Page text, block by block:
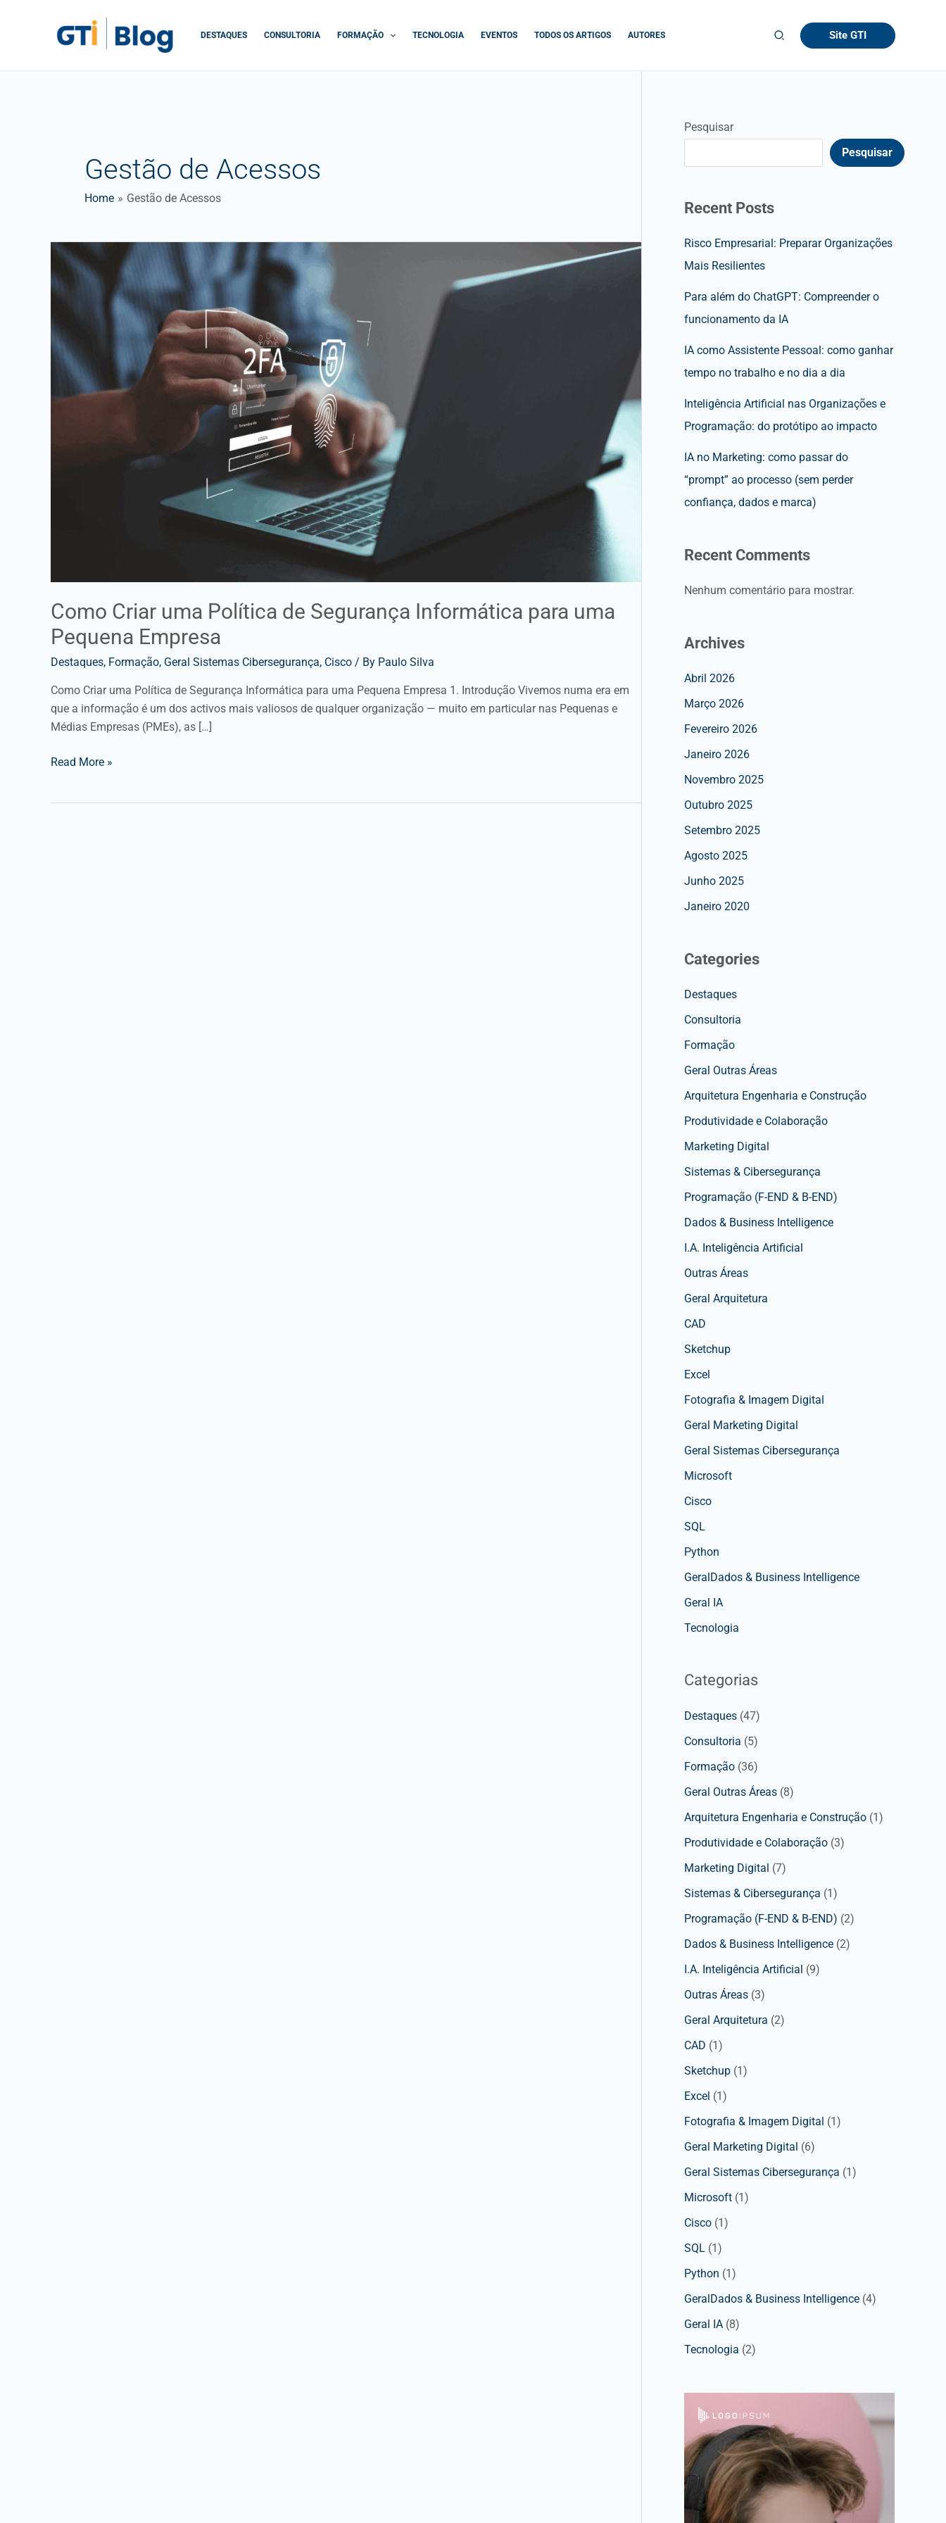
DESTAQUES CONSULTORIA FORMAÇÃO TECNOLOGIA EVENTOS TODOS OS ARTIGOS AUTORES Site GTI
Gestão de Acessos
Home Gestão de Acessos
Como Criar uma Política de Segurança Informática para uma
Pequena Empresa
Destaques, Formação, Geral Sistemas Cibersegurança, Cisco / By Paulo Silva
Como Criar uma Política de Segurança Informática para uma Pequena Empresa 1. Introdução Vivemos numa era em
que a informação é um dos activos mais valiosos de qualquer organização — muito em particular nas Pequenas e
Médias Empresas (PMEs), as […]
Como
Criar
uma
de
Segurança
Informática
para
uma
Read More »
Pesquisar
Pesquisar
Recent Posts
Risco Empresarial: Preparar Organizações
Mais Resilientes
Para além do ChatGPT: Compreender o
funcionamento da IA
IA como Assistente Pessoal: como ganhar
tempo no trabalho e no dia a dia
Inteligência Artificial nas Organizações e
Programação: do protótipo ao impacto
IA no Marketing: como passar do
“prompt” ao processo (sem perder
confiança, dados e marca)
Recent Comments
Nenhum comentário para mostrar.
Archives
Abril 2026
Março 2026
Fevereiro 2026
Janeiro 2026
Novembro 2025
Outubro 2025
Setembro 2025
Agosto 2025
Junho 2025
Janeiro 2020
Categories
Destaques
Consultoria
Formação
Geral Outras Áreas
Arquitetura Engenharia e Construção
Produtividade e Colaboração
Marketing Digital
Sistemas & Cibersegurança
Programação (F-END & B-END)
Dados & Business Intelligence
I.A. Inteligência Artificial
Outras Áreas
Geral Arquitetura
CAD
Sketchup
Excel
Fotografia & Imagem Digital
Geral Marketing Digital
Geral Sistemas Cibersegurança
Microsoft
Cisco
SQL
Python
GeralDados & Business Intelligence
Geral IA
Tecnologia
Categorias
Destaques (47)
Consultoria (5)
Formação (36)
Geral Outras Áreas (8)
Arquitetura Engenharia e Construção (1)
Produtividade e Colaboração (3)
Marketing Digital (7)
Sistemas & Cibersegurança (1)
Programação (F-END & B-END) (2)
Dados & Business Intelligence (2)
I.A. Inteligência Artificial (9)
Outras Áreas (3)
Geral Arquitetura (2)
CAD (1)
Sketchup (1)
Excel (1)
Fotografia & Imagem Digital (1)
Geral Marketing Digital (6)
Geral Sistemas Cibersegurança (1)
Microsoft (1)
Cisco (1)
SQL (1)
Python (1)
GeralDados & Business Intelligence (4)
Geral IA (8)
Tecnologia (2)